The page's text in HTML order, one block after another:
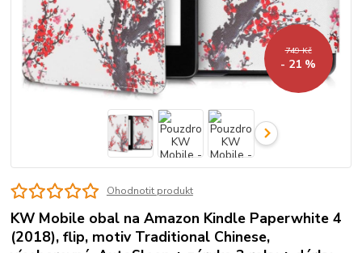
749 Kč
- 21 %
Ohodnotit produkt
KW Mobile obal na Amazon Kindle Paperwhite 4
(2018), flip, motiv Traditional Chinese,